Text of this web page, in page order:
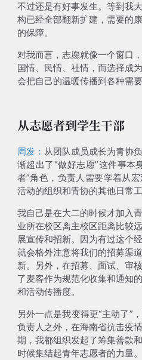
不过还是有好事发生。等到我
构已经全部翻新扩建，需要的
的保障。
对我而言，志愿就像一个窗口
国情、民情、社情，而选择成
会把自己的温暖传播到各种需
从志愿者到学生干部
周发： 从团队成员成长为青协
渐超出了“做好志愿”这件事本
者”角色，负责人需要学着从
活动的组织和青协的其他日常工
我自己是在大二的时候才加入
业所在校区离主校区距离比较
展宣传和招新。因为有过这个
就会格外注意将我们的招募渠
新。另外， 在招募、面试、审
了麦客作为规范化收集和通知
和活动传播度。
另外一点是我变得更“主动了”
负责人之外，在海南省抗击疫
期，我都组织发起了筹集善款
时候集结起青年志愿者的力量。